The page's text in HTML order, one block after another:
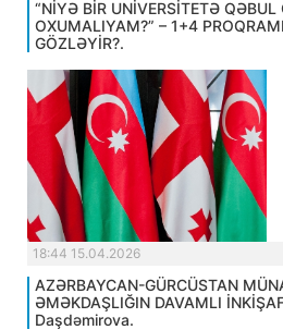
“NİYƏ BİR UNİVERSİTETƏ
OXUMALIYAM?” – 1+4
GÖZLƏYİR?.
18:44 15.04.2026
AZƏRBAYCAN-GÜRCÜSTAN
ƏMƏKDAŞLIĞIN DAVAMLI
Daşdəmirova.